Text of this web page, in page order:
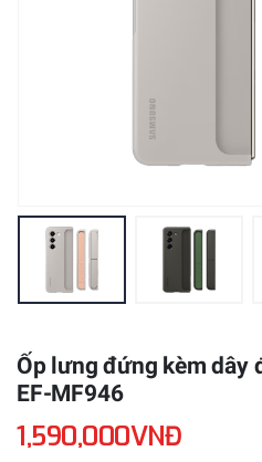
Ốp lưng đứng kèm dây
EF-MF946
1,590,000VNĐ